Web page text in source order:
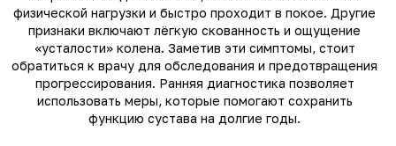
физической нагрузки и быстро проходит в покое. Другие
признаки включают лёгкую скованность и ощущение
«усталости» колена. Заметив эти симптомы, стоит
обратиться к врачу для обследования и предотвращения
прогрессирования. Ранняя диагностика позволяет
использовать меры, которые помогают сохранить
функцию сустава на долгие годы.